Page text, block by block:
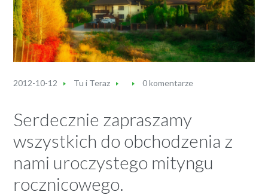
2012-10-12 Tu i Teraz 0 komentarze
Serdecznie zapraszamy
wszystkich do obchodzenia z
nami uroczystego mityngu
rocznicowego.